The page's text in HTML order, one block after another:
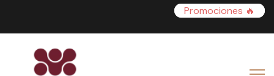
Promociones 🔥